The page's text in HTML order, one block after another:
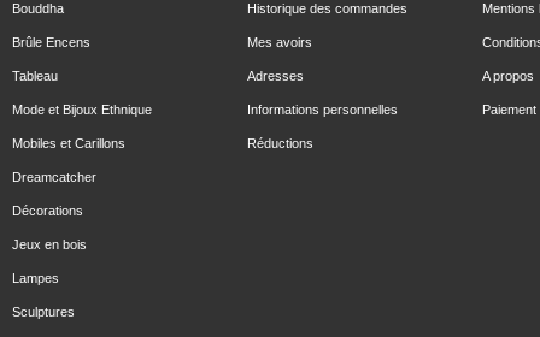
Bouddha
Brûle Encens
Tableau
Mode et Bijoux Ethnique
Mobiles et Carillons
Dreamcatcher
Décorations
Jeux en bois
Lampes
Sculptures
Historique des commandes
Mes avoirs
Adresses
Informations personnelles
Réductions
Mentions
A propos